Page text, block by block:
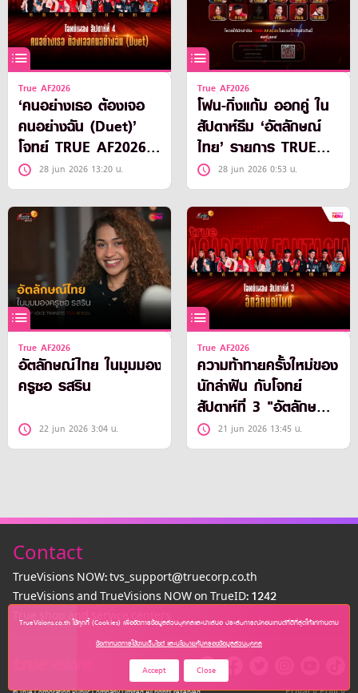
True AF2026
‘คนอย่างเธอ ต้องเจอ
คนอย่างฉัน (Duet)’
โจทย์ TRUE AF2026
สัปดาห์ที่ 4
28 jun 2026 13:20 น.
True AF2026
โฟน-กิ่งแก้ม ออกคู่ ใน
สัปดาห์ธีม ‘อัตลักษณ์
ไทย’ รายการ TRUE
AF2026
28 jun 2026 0:53 น.
True AF2026
อัตลักษณ์ไทย ในมุมมอง
ครูซอ รสริน
22 jun 2026 3:04 น.
True AF2026
ความท้าทายครั้งใหม่ของ
นักล่าฝัน กับโจทย์
สัปดาห์ที่ 3 "อัตลักษณ์
ไทย”21 jun 2026 13:45 น.
Contact
TrueVisions NOW: tvs_support@truecorp.co.th
TrueVisions and TrueVisions NOW on TrueID: 1242
True shop and service centers
TrueVisions.co.th ใช้คุกกี้ (Cookies) เพื่อจัดการข้อมูลส่วนบุคคลและนำเสนอ ประสบการณ์คอนเทนต์ที่ดีที่สุดให้แก่ท่านตาม
ข้อกำหนดการใช้งานเว็บไซต์ และนโยบายคุ้มครองข้อมูลส่วนบุคคล
Accept Close